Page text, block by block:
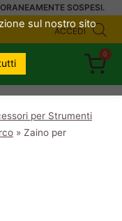
SOSPESI.
ACCEDI
0
per Strumenti
» Zaino per
sul nostro sito